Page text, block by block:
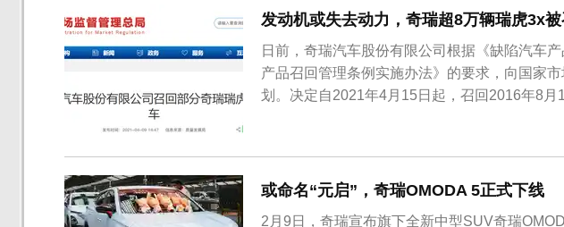
发动机或失去动力，奇瑞超8万辆瑞虎3x被
日前，奇瑞汽车股份有限公司根据《缺陷汽车
产品召回管理条例实施办法》的要求，向国家
划。决定自2021年4月15日起，召回2016年8月
舱线束接插件固定在发动机上，此位置振动大
良，极端情况可能引起发动机熄火...
或命名“元启”，奇瑞OMODA 5正式下线
2月9日，奇瑞宣布旗下全新中型SUV奇瑞